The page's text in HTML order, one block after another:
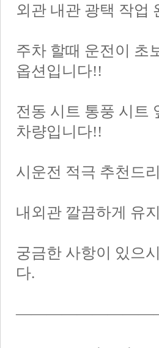
외관 내관 광택 작업
주차 할때 운전이 초
옵션입니다!!
전동 시트 통풍 시트
차량입니다!!
시운전 적극 추천드
내외관 깔끔하게 유
궁금한 사항이 있으
다.